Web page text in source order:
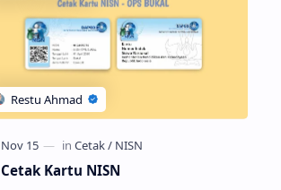
Cetak Kartu NISN